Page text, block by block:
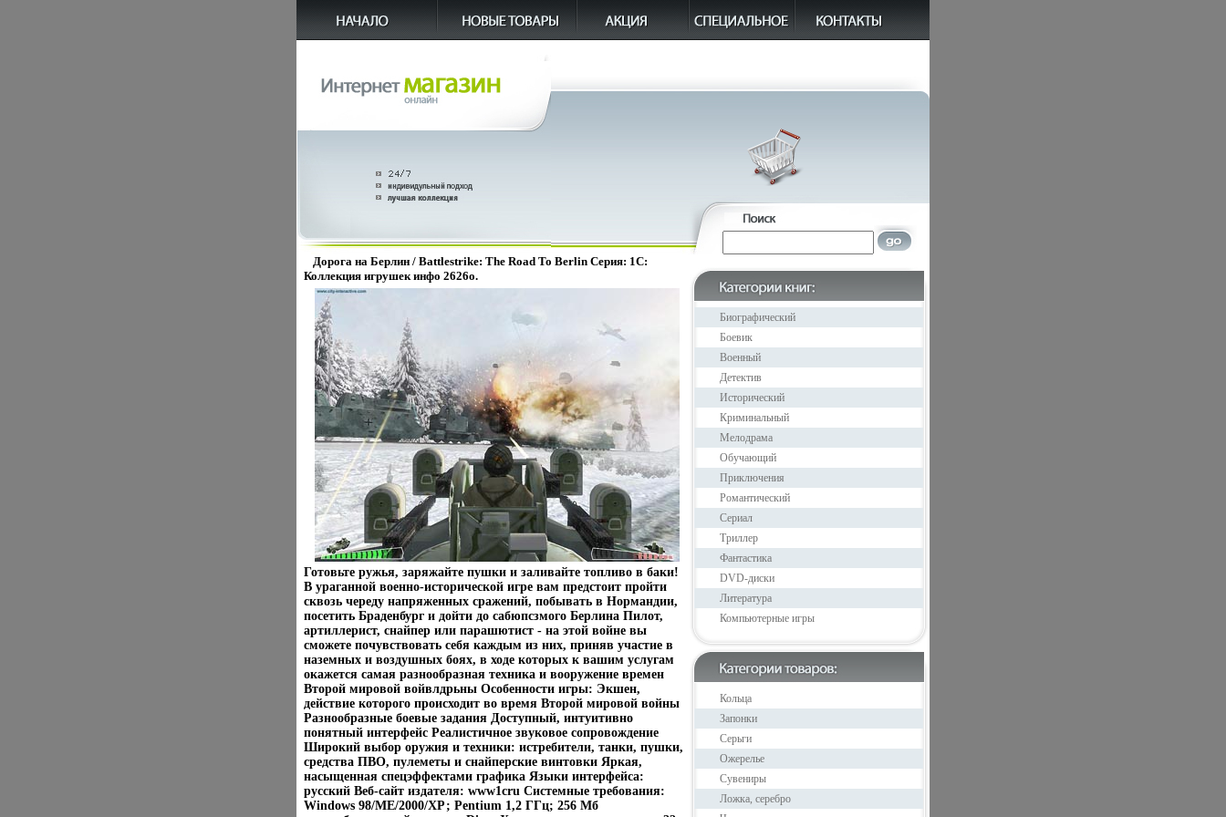
Дорога на Берлин / Battlestrike: The Road To Berlin Серия: 1С:
Коллекция игрушек инфо 2626o.
Готовьте ружья, заряжайте пушки и заливайте топливо в баки!
В ураганной военно-исторической игре вам предстоит пройти
сквозь череду напряженных сражений, побывать в Нормандии,
посетить Браденбург и дойти до сабюпсзмого Берлина Пилот,
артиллерист, снайпер или парашютист - на этой войне вы
сможете почувствовать себя каждым из них, приняв участие в
наземных и воздушных боях, в ходе которых к вашим услугам
окажется самая разнообразная техника и вооружение времен
Второй мировой войвлдрьны Особенности игры: Экшен,
действие которого происходит во время Второй мировой войны
Разнообразные боевые задания Доступный, интуитивно
понятный интерфейс Реалистичное звуковое сопровождение
Широкий выбор оружия и техники: истребители, танки, пушки,
средства ПВО, пулеметы и снайперские винтовки Яркая,
насыщенная спецэффектами графика Языки интерфейса:
русский Веб-сайт издателя: www1cru Системные требования:
Windows 98/ME/2000/XР; Pentium 1,2 ГГц; 256 Мб
Биографический
Боевик
Военный
Детектив
Исторический
Криминальный
Мелодрама
Обучающий
Приключения
Романтический
Сериал
Триллер
Фантастика
DVD-диски
Литература
Компьютерные игры
Кольца
Запонки
Серьги
Ожерелье
Сувениры
Ложка, серебро